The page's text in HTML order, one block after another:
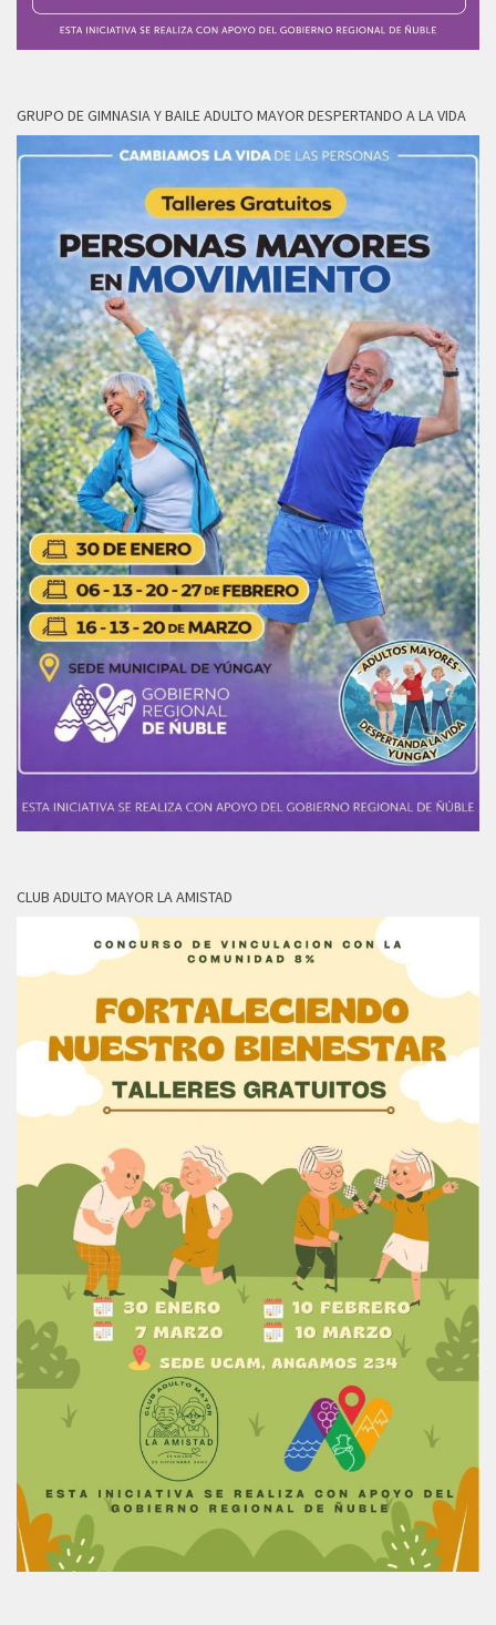
GRUPO DE GIMNASIA Y BAILE ADULTO MAYOR DESPERTANDO A LA VIDA
CLUB ADULTO MAYOR LA AMISTAD